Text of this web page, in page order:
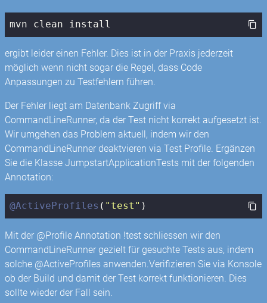
mvn clean install
ergibt leider einen Fehler. Dies ist in der Praxis jederzeit
möglich wenn nicht sogar die Regel, dass Code
Anpassungen zu Testfehlern führen.
Der Fehler liegt am Datenbank Zugriff via
CommandLineRunner, da der Test nicht korrekt aufgesetzt ist.
Wir umgehen das Problem aktuell, indem wir den
CommandLineRunner deaktvieren via Test Profile. Ergänzen
Sie die Klasse JumpstartApplicationTests mit der folgenden
Annotation:
@ActiveProfiles ( "test" )
Mit der @Profile Annotation !test schliessen wir den
CommandLineRunner gezielt für gesuchte Tests aus, indem
solche @ActiveProfiles anwenden.Verifizieren Sie via Konsole
ob der Build und damit der Test korrekt funktionieren. Dies
sollte wieder der Fall sein.